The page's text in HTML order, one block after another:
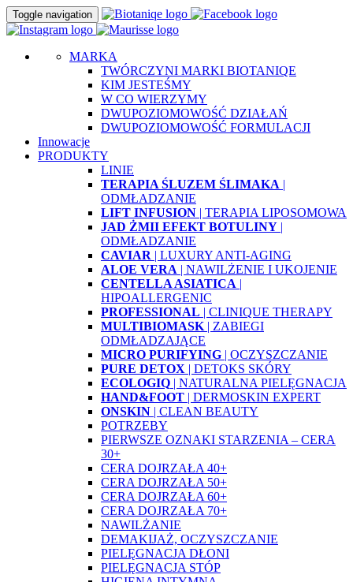
Toggle navigation
MARKA
TWÓRCZYNI MARKI BIOTANIQE
KIM JESTEŚMY
W CO WIERZYMY
DWUPOZIOMOWOŚĆ DZIAŁAŃ
DWUPOZIOMOWOŚĆ FORMULACJI
Innowacje
PRODUKTY
LINIE
TERAPIA ŚLUZEM ŚLIMAKA |
ODMŁADZANIE
LIFT INFUSION | TERAPIA LIPOSOMOWA
JAD ŻMII EFEKT BOTULINY |
ODMŁADZANIE
CAVIAR | LUXURY ANTI-AGING
ALOE VERA | NAWILŻENIE I UKOJENIE
CENTELLA ASIATICA |
HIPOALLERGENIC
PROFESSIONAL | CLINIQUE THERAPY
MULTIBIOMASK | ZABIEGI
ODMŁADZAJĄCE
MICRO PURIFYING | OCZYSZCZANIE
PURE DETOX | DETOKS SKÓRY
ECOLOGIQ | NATURALNA PIELĘGNACJA
HAND&FOOT | DERMOSKIN EXPERT
ONSKIN | CLEAN BEAUTY
POTRZEBY
PIERWSZE OZNAKI STARZENIA – CERA
30+
CERA DOJRZAŁA 40+
CERA DOJRZAŁA 50+
CERA DOJRZAŁA 60+
CERA DOJRZAŁA 70+
NAWILŻANIE
DEMAKIJAŻ, OCZYSZCZANIE
PIELĘGNACJA DŁONI
PIELĘGNACJA STÓP